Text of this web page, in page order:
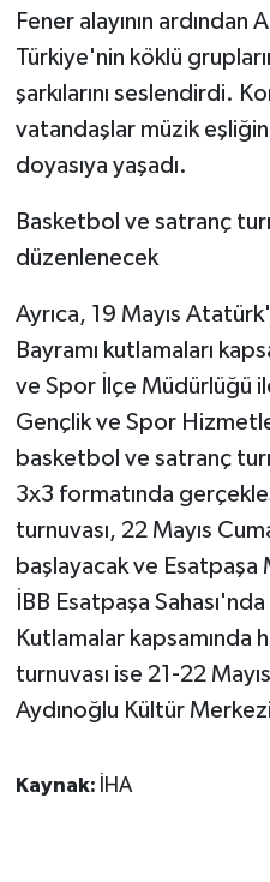
Fener alayının
Türkiye'nin köklü
şarkılarını seslendirdi.
vatandaşlar müzik
doyasıya yaşadı.
Basketbol ve satranç
düzenlenecek
Ayrıca, 19 Mayıs
Bayramı kutlamaları
ve Spor İlçe Müdürlüğü
Gençlik ve Spor
basketbol ve satranç
3x3 formatında
turnuvası, 22 Mayıs
başlayacak ve Esatpaşa
İBB Esatpaşa
Kutlamalar kapsamında
turnuvası ise 21-22
Aydınoğlu Kültür
Kaynak: İHA